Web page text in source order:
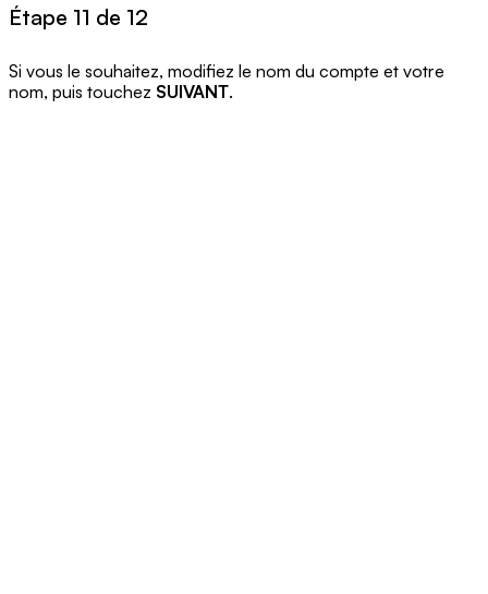
Étape 11 de 12
Si vous le souhaitez, modifiez le nom du compte et votre
nom, puis touchez SUIVANT.